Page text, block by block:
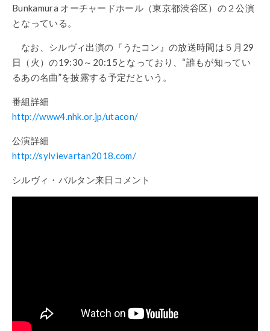
Bunkamura オーチャードホール（東京都渋谷区）の２公演
となっている。
なお、シルヴィ出演の『うたコン』の放送時間は５月29
日（火）の19:30～20:15 となっており、 “誰もが知ってい
るあの名曲”を披露する予定だという。
番組詳細
http://www4.nhk.or.jp/utacon/
公演詳細
http://sylvievartan2018.com/
シルヴィ・バルタン来日コメント